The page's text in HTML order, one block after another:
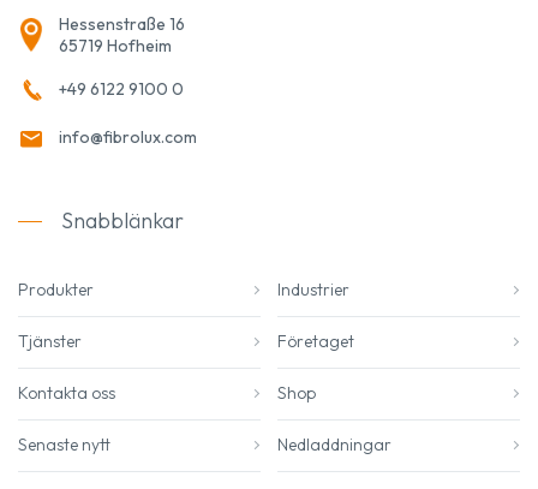
Hessenstraße 16
65719 Hofheim
+49 6122 9100 0
info@fibrolux.com
Snabblänkar
Produkter Industrier
Tjänster Företaget
Kontakta oss Shop
Senaste nytt Nedladdningar